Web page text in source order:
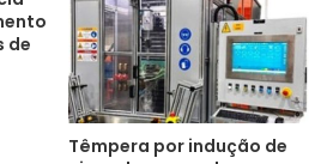
prioridade terceiros
de
Têmpera por indução de